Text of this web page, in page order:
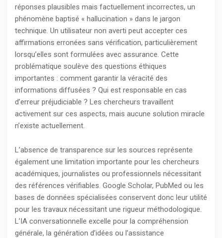
réponses plausibles mais factuellement incorrectes, un
phénomène baptisé « hallucination » dans le jargon
technique. Un utilisateur non averti peut accepter ces
affirmations erronées sans vérification, particulièrement
lorsqu’elles sont formulées avec assurance. Cette
problématique soulève des questions éthiques
importantes : comment garantir la véracité des
informations diffusées ? Qui est responsable en cas
d’erreur préjudiciable ? Les chercheurs travaillent
activement sur ces aspects, mais aucune solution miracle
n’existe actuellement.
L’absence de transparence sur les sources représente
également une limitation importante pour les chercheurs
académiques, journalistes ou professionnels nécessitant
des références vérifiables. Google Scholar, PubMed ou les
bases de données spécialisées conservent donc leur utilité
pour les travaux nécessitant une rigueur méthodologique.
L’IA conversationnelle excelle pour la compréhension
générale, la génération d’idées ou l’assistance